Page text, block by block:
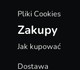
Pliki Cookies
Zakupy
Jak kupować
Dostawa